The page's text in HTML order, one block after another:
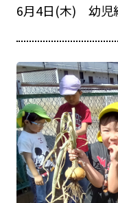
6月4日(木) 幼児